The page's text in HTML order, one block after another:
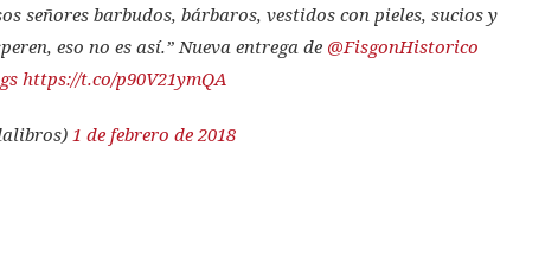
señores barbudos, bárbaros, vestidos con pieles, sucios y
eso no es así.” Nueva entrega de @FisgonHistorico
https://t.co/p90V21ymQA
1 de febrero de 2018